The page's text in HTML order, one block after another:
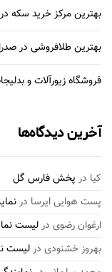
بهترین مرکز خرید سکه
بهترین طلافروشی در
فروشگاه زیورآلات و
آخرین دیدگاه‌ها
کیا در پخش فارس گل
پست هوایی ایرسا در
ارغوان رضوی درلیست
بهروز خشنودی درلیست